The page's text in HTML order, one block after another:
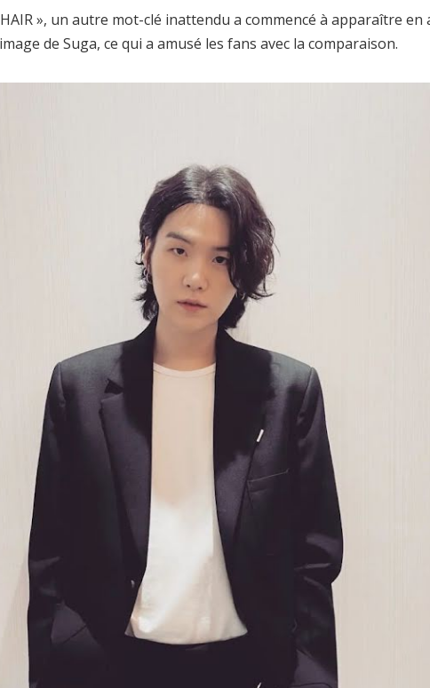
HAIR », un autre mot-clé inattendu a commencé à apparaître en
de Suga, ce qui a amusé les fans avec la comparaison.